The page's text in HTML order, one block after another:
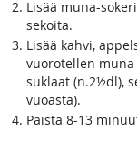
Lisää muna-
sekoita.
Lisää kahvi,
vuorotellen
suklaat (n.2½dl),
vuoasta).
Paista 8-13